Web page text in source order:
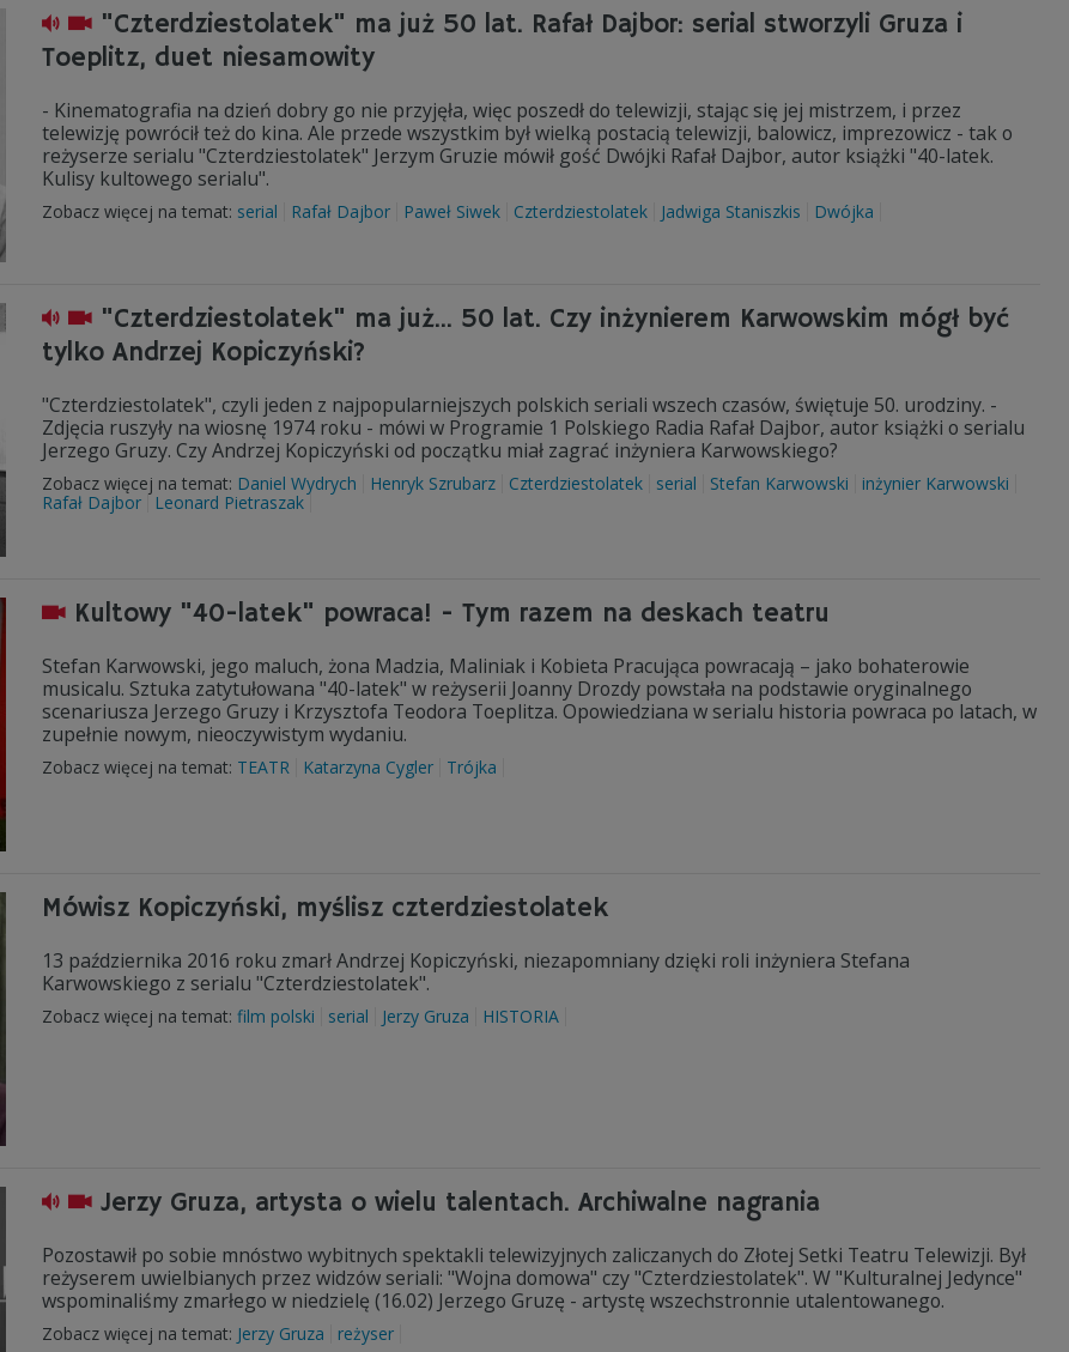
"Czterdziestolatek" ma już 50 lat. Rafał Dajbor: serial stworzyli Gruza i
Toeplitz, duet niesamowity
- Kinematografia na dzień dobry go nie przyjęła, więc poszedł do telewizji, stając się jej mistrzem, i przez
telewizję powrócił też do kina. Ale przede wszystkim był wielką postacią telewizji, balowicz, imprezowicz - tak o
reżyserze serialu "Czterdziestolatek" Jerzym Gruzie mówił gość Dwójki Rafał Dajbor, autor książki "40-latek.
Kulisy kultowego serialu".
Zobacz więcej na temat: serial Rafał Dajbor Paweł Siwek Czterdziestolatek Jadwiga Staniszkis Dwójka
"Czterdziestolatek" ma już… 50 lat. Czy inżynierem Karwowskim mógł być
tylko Andrzej Kopiczyński?
"Czterdziestolatek", czyli jeden z najpopularniejszych polskich seriali wszech czasów, świętuje 50. urodziny. -
Zdjęcia ruszyły na wiosnę 1974 roku - mówi w Programie 1 Polskiego Radia Rafał Dajbor, autor książki o serialu
Jerzego Gruzy. Czy Andrzej Kopiczyński od początku miał zagrać inżyniera Karwowskiego?
Zobacz więcej na temat: Daniel Wydrych Henryk Szrubarz Czterdziestolatek serial Stefan Karwowski
inżynier Karwowski
Rafał Dajbor
Leonard Pietraszak
Kultowy "40-latek" powraca! - Tym razem na deskach teatru
Stefan Karwowski, jego maluch, żona Madzia, Maliniak i Kobieta Pracująca powracają – jako bohaterowie
musicalu. Sztuka zatytułowana "40-latek" w reżyserii Joanny Drozdy powstała na podstawie oryginalnego
scenariusza Jerzego Gruzy i Krzysztofa Teodora Toeplitza. Opowiedziana w serialu historia powraca po latach, w
zupełnie nowym, nieoczywistym wydaniu.
Zobacz więcej na temat: TEATR Katarzyna Cygler Trójka
Mówisz Kopiczyński, myślisz czterdziestolatek
13 października 2016 roku zmarł Andrzej Kopiczyński, niezapomniany dzięki roli inżyniera Stefana
Karwowskiego z serialu "Czterdziestolatek".
Zobacz więcej na temat: film polski serial Jerzy Gruza HISTORIA
Jerzy Gruza, artysta o wielu talentach. Archiwalne nagrania
Pozostawił po sobie mnóstwo wybitnych spektakli telewizyjnych zaliczanych do Złotej Setki Teatru Telewizji. Był
reżyserem uwielbianych przez widzów seriali: "Wojna domowa" czy "Czterdziestolatek". W "Kulturalnej Jedynce"
wspominaliśmy zmarłego w niedzielę (16.02) Jerzego Gruzę - artystę wszechstronnie utalentowanego.
Zobacz więcej na temat: Jerzy Gruza reżyser